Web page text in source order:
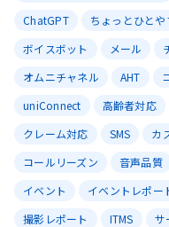
ChatGPT
ちょっとひとや
ボイスボット
メール
オムニチャネル
AHT
uniConnect
高齢者対応
クレーム対応
SMS カ
コールリーズン
音声品質
イベント
イベントレポー
撮影レポート
ITMS サ